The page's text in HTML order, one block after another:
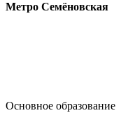
Метро Семёновская
Основное образование